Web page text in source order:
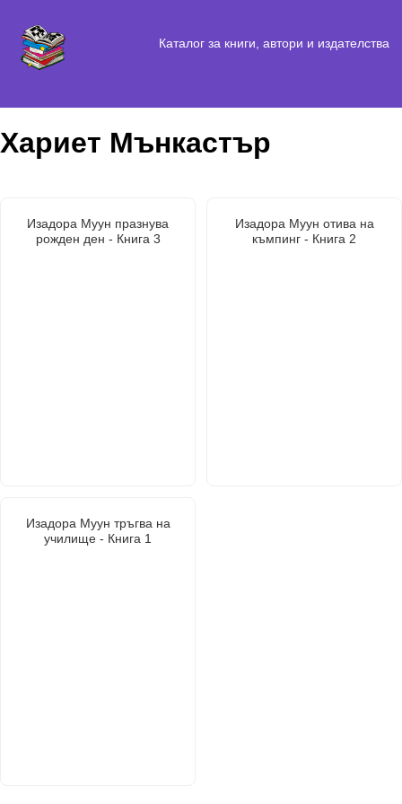
Каталог за книги, автори и издателства
Хариет Мънкастър
Изадора Муун празнува
рожден ден - Книга 3
Изадора Муун отива на
къмпинг - Книга 2
Изадора Муун тръгва на
училище - Книга 1